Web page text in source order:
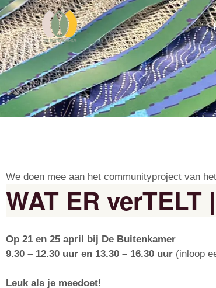
Ga
naar
de
inhoud
We doen mee aan het communityproject van
WAT ER verTELT
Op 21 en 25 april bij De Buitenkamer
9.30 – 12.30 uur en 13.30 – 16.30 uur (inloop
Leuk als je meedoet!